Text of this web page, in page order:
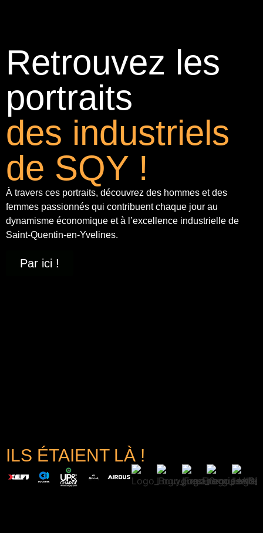
Retrouvez les
portraits
des industriels
de SQY !
À travers ces portraits, découvrez des hommes et des
femmes passionnés qui contribuent chaque jour au
dynamisme économique et à l’excellence industrielle de
Saint-Quentin-en-Yvelines.
Par ici !
ILS ÉTAIENT LÀ !